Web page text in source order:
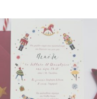
Πρόσθήκη
επιθυμιών